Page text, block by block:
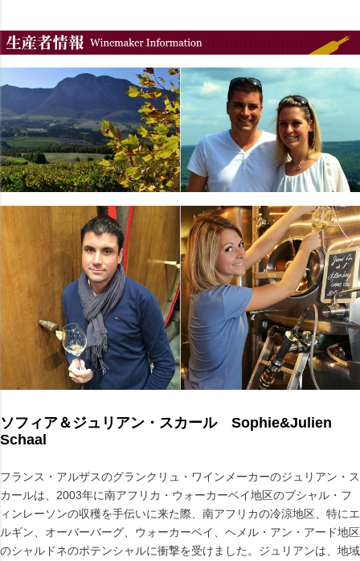
ソフィア＆ジュリアン・スカール Sophie&Julien
Schaal
フランス・アルザスのグランクリュ・ワインメーカーのジュリアン・ス
カールは、2003年に南アフリカ・ウォーカーベイ地区のブシャル・フ
ィンレーソンの収穫を手伝いに来た際、南アフリカの冷涼地区、特にエ
ルギン、オーバーバーグ、ウォーカーベイ、ヘメル・アン・アード地区
のシャルドネのポテンシャルに衝撃を受けました。ジュリアンは、地域